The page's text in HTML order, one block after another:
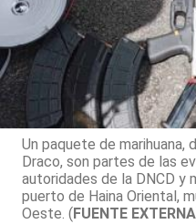
Un paquete de
Draco, son partes de las
autoridades de la DNCD y
puerto de Haina Oriental,
Oeste. (FUENTE EXTERNA